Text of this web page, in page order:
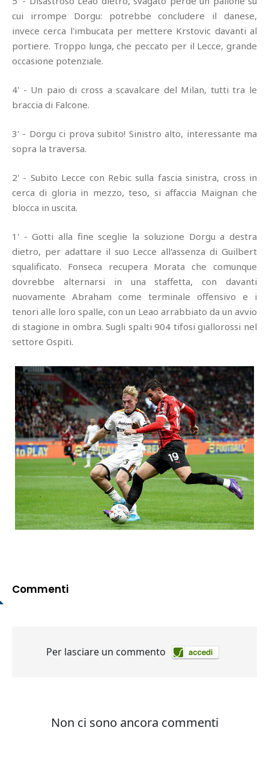
cui irrompe Dorgu: potrebbe concludere il danese,
invece cerca l'imbucata per mettere Krstovic davanti al
portiere. Troppo lunga, che peccato per il Lecce, grande
occasione potenziale.
4' - Un paio di cross a scavalcare del Milan, tutti tra le
braccia di Falcone.
3' - Dorgu ci prova subito! Sinistro alto, interessante ma
sopra la traversa.
2' - Subito Lecce con Rebic sulla fascia sinistra, cross in
cerca di gloria in mezzo, teso, si affaccia Maignan che
blocca in uscita.
1' - Gotti alla fine sceglie la soluzione Dorgu a destra
dietro, per adattare il suo Lecce all'assenza di Guilbert
squalificato. Fonseca recupera Morata che comunque
dovrebbe alternarsi in una staffetta, con davanti
nuovamente Abraham come terminale offensivo e i
tenori alle loro spalle, con un Leao arrabbiato da un avvio
di stagione in ombra. Sugli spalti 904 tifosi giallorossi nel
settore Ospiti.
Commenti